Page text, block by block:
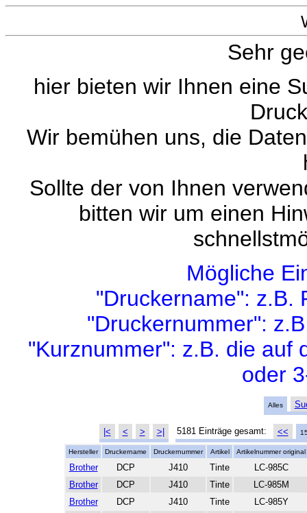
Sehr
hier bieten wir Ihnen eine
Wir bemühen uns, die
Sollte der von Ihnen
bitten wir um einen
Mögliche
"Druckername": z.B.
"Druckernummer":
"Kurznummer": z.B. die auf
oder
Alles
|< < > >| 5181 Einträge gesamt: <<
Hersteller Druckername Druckernummer Artikel Artikelnummer original
Brother DCP J410 Tinte
LC-985C
Brother
DCP J410 Tinte
LC-985M
Brother
DCP J410 Tinte
LC-985Y